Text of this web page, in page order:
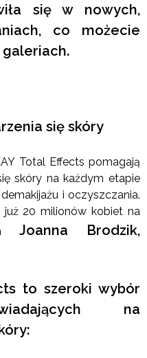
się w nowych,
co możecie
galeriach.
się skóry
Total Effects pomagają
skóry na każdym etapie
i oczyszczania.
20 milionów kobiet na
Joanna Brodzik,
to szeroki wybór
na